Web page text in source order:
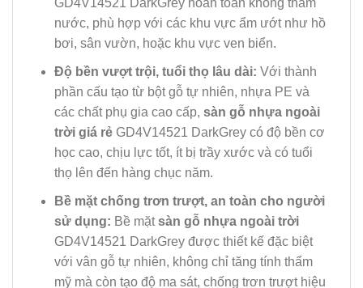
GD4V14521 DarkGrey hoàn toàn không thấm
nước, phù hợp với các khu vực ẩm ướt như hồ
bơi, sân vườn, hoặc khu vực ven biển.
Độ bền vượt trội, tuổi thọ lâu dài: Với thành
phần cấu tạo từ bột gỗ tự nhiên, nhựa PE và
các chất phụ gia cao cấp, sàn gỗ nhựa ngoài
trời giá rẻGD4V14521 DarkGrey có độ bền cơ
học cao, chịu lực tốt, ít bị trầy xước và có tuổi
thọ lên đến hàng chục năm.
Bề mặt chống trơn trượt, an toàn cho người
sử dụng: Bề mặtsàn gỗ nhựa ngoài trời
GD4V14521 DarkGrey được thiết kế đặc biệt
với vân gỗ tự nhiên, không chỉ tăng tính thẩm
mỹ mà còn tạo độ ma sát, chống trơn trượt hiệu